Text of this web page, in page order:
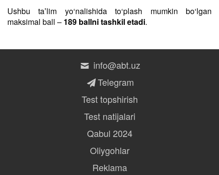
Ushbu taʼlim yo‘nalishida to‘plash mumkin bo‘lgan
maksimal ball – 189 ballni tashkil etadi.
info@abt.uz
Telegram
Test topshirish
Test natijalari
Qabul 2024
Oliygohlar
Reklama